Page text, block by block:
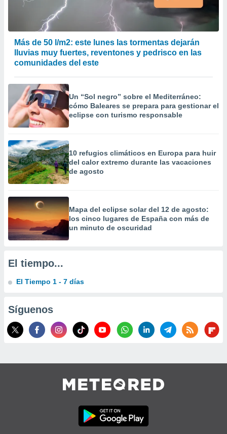
crear un
la
contenido
medir el
de la
de
o a través
de
de
de
uso de
con el
e
mediante
publicidad
1199
Más de 50 l/m2: este lunes las tormentas dejarán
lluvias muy fuertes, reventones y pedrisco en las
comunidades del este
Un “Sol negro” sobre el Mediterráneo:
cómo Baleares se prepara para gestionar el
eclipse con turismo responsable
10 refugios climáticos en Europa para huir
del calor extremo durante las vacaciones
de agosto
Mapa del eclipse solar del 12 de agosto:
los cinco lugares de España con más de
un minuto de oscuridad
El tiempo...
El Tiempo 1 - 7 días
Síguenos